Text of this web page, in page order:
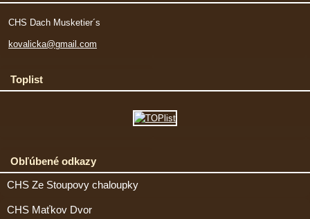
CHS Dach Musketier´s
kovalicka@gmail.com
Toplist
Obľúbené odkazy
CHS Ze Stoupovy chaloupky
CHS Maťkov Dvor